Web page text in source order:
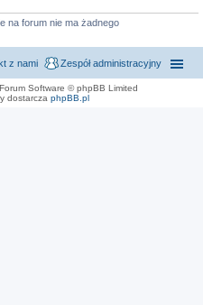
na forum nie ma żadnego
Zespół administracyjny
z nami
Software © phpBB Limited
dostarcza phpBB.pl